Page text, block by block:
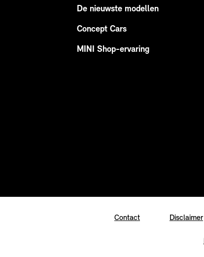
De nieuwste modellen
Concept Cars
MINI Shop-ervaring
Contact Disclaimer